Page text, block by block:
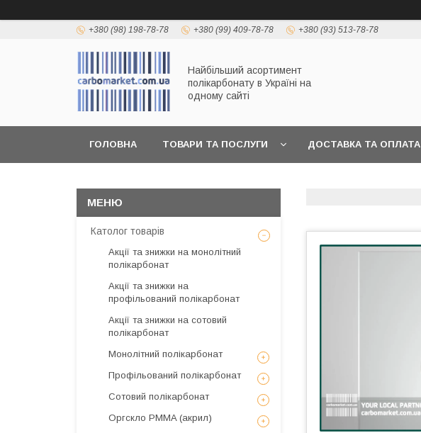
+380 (98) 198-78-78 +380 (99) 409-78-78 +380 (93) 513-78-78
Найбільший асортимент
полікарбонату в Україні на
одному сайті
ГОЛОВНА ТОВАРИ ТА ПОСЛУГИ ДОСТАВКА ТА ОПЛАТА
Католог товарів
Акції та знижки на монолітний
полікарбонат
Акції та знижки на
профільований полікарбонат
Акції та знижки на сотовий
полікарбонат
Монолітний полікарбонат
Профільований полікарбонат
Сотовий полікарбонат
Оргскло PMMA (акрил)